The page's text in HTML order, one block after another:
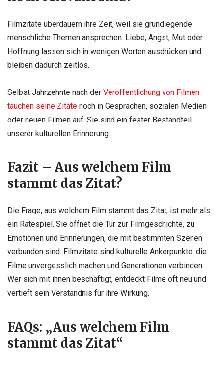
Filmzitate überdauern ihre Zeit, weil sie grundlegende
menschliche Themen ansprechen. Liebe, Angst, Mut oder
Hoffnung lassen sich in wenigen Worten ausdrücken und
bleiben dadurch zeitlos.
Selbst Jahrzehnte nach der Veröffentlichung von Filmen
tauchen seine Zitate noch in Gesprächen, sozialen Medien
oder neuen Filmen auf. Sie sind ein fester Bestandteil
unserer kulturellen Erinnerung.
Fazit – Aus welchem Film
stammt das Zitat?
Die Frage, aus welchem Film stammt das Zitat, ist mehr als
ein Ratespiel. Sie öffnet die Tür zur Filmgeschichte, zu
Emotionen und Erinnerungen, die mit bestimmten Szenen
verbunden sind. Filmzitate sind kulturelle Ankerpunkte, die
Filme unvergesslich machen und Generationen verbinden.
Wer sich mit ihnen beschäftigt, entdeckt Filme oft neu und
vertieft sein Verständnis für ihre Wirkung.
FAQs: „Aus welchem Film
stammt das Zitat“